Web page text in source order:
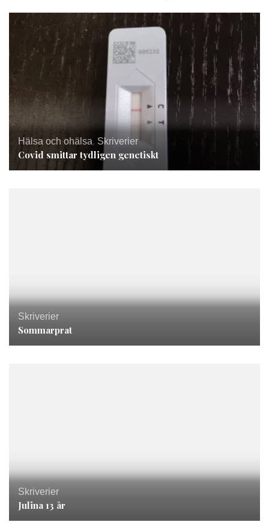
Hälsa och ohälsa, Skriverier
Covid smittar tydligen genetiskt
Skriverier
Sommarprat
Skriverier
Julina 13 år